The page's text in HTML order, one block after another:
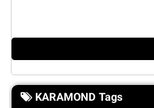
KARAMOND Tags